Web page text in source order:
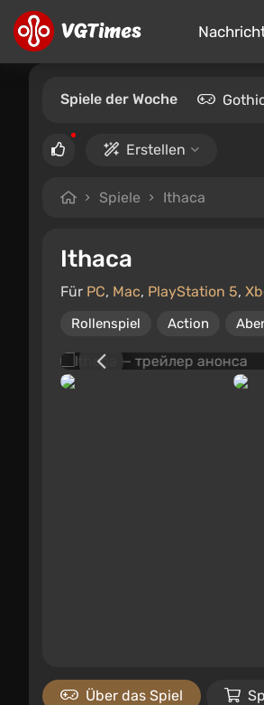
Spiele der Woche
Erstellen
Spiele Ithaca
Ithaca
Für PC, Mac, PlayStation 5,
Rollenspiel Action
Über das Spiel